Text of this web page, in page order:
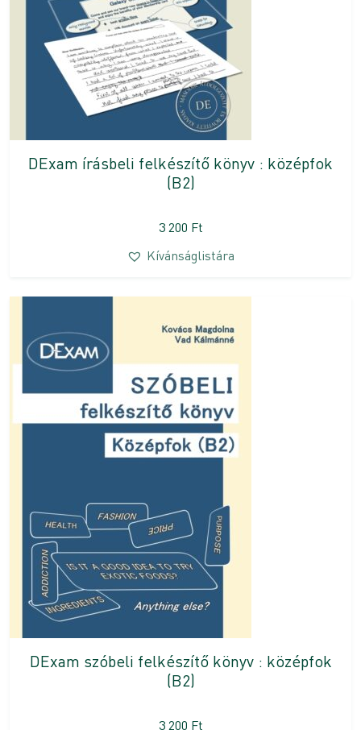
DExam írásbeli felkészítő könyv : középfok
(B2)
3 200 Ft
Kívánságlistára
DExam szóbeli felkészítő könyv : középfok
(B2)
3 200 Ft